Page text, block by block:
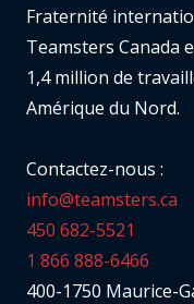
Fraternité
Teamsters Canada
1,4 million de
Amérique du Nord.
Contactez-nous :
info@teamsters.ca
450 682-5521
1 866 888-6466
400-1750 Maurice-